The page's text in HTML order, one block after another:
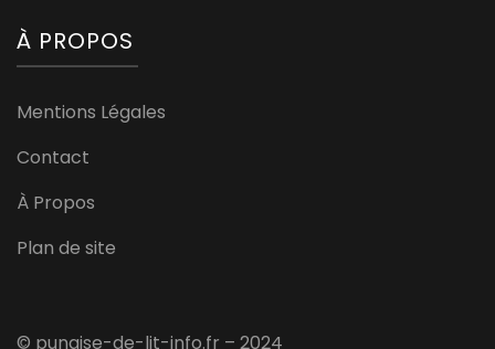
À PROPOS
Mentions Légales
Contact
À Propos
Plan de site
© punaise-de-lit-info.fr – 2024